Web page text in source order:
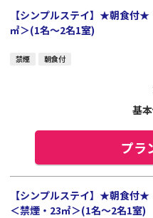
【シンプルステイ】★朝食付
㎡＞(1名～2名1室)
禁煙 朝食付
基
プラ
【シンプルステイ】★朝食付
＜禁煙・23㎡＞(1名～2名1室)